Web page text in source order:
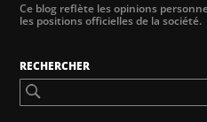
Ce blog reflète les opinions
les positions officielles de la société.
RECHERCHER